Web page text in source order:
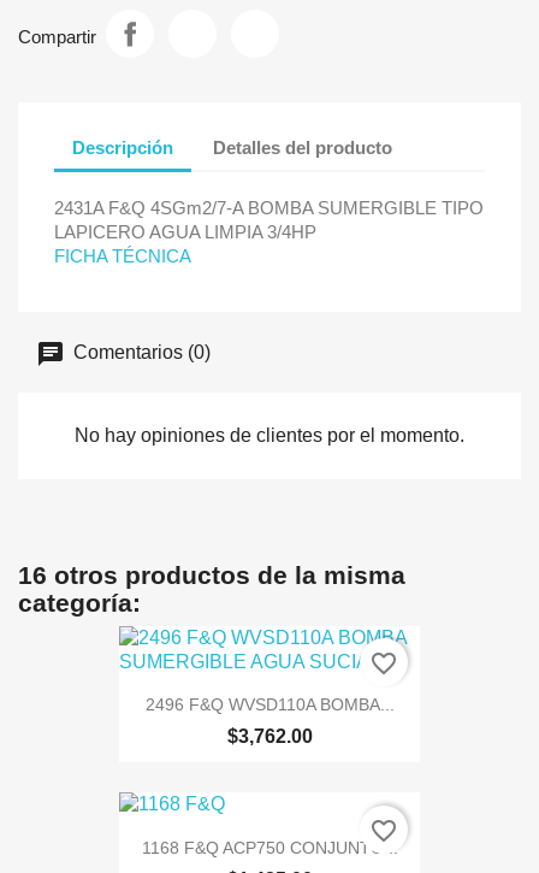
Compartir
Descripción Detalles del producto
2431A F&Q 4SGm2/7-A BOMBA SUMERGIBLE TIPO
LAPICERO AGUA LIMPIA 3/4HP
FICHA TÉCNICA
Comentarios (0)
No hay opiniones de clientes por el momento.
16 otros productos de la misma
categoría:
2496 F&Q WVSD110A BOMBA...
$3,762.00
favorite_border
1168 F&Q ACP750 CONJUNTO...
favorite_border